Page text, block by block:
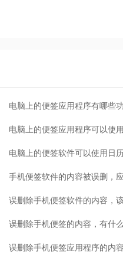
电脑上的便签软件可以使用日
手机便签软件的内容被误删，
误删除手机便签软件的内容，
误删除手机便签的内容，有什